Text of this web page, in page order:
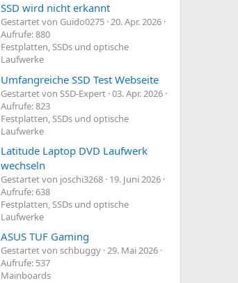
SSD wird nicht erkannt
Gestartet von Guido0275 20. Apr. 2026
Aufrufe: 880
Festplatten, SSDs und optische
Laufwerke
Umfangreiche SSD Test Webseite
Gestartet von SSD-Expert 03. Apr. 2026
Aufrufe: 823
Festplatten, SSDs und optische
Laufwerke
Latitude Laptop DVD Laufwerk
wechseln
Gestartet von joschi3268 19. Juni 2026
Aufrufe: 638
Festplatten, SSDs und optische
Laufwerke
ASUS TUF Gaming
Gestartet von schbuggy 29. Mai 2026
Aufrufe: 537
Mainboards